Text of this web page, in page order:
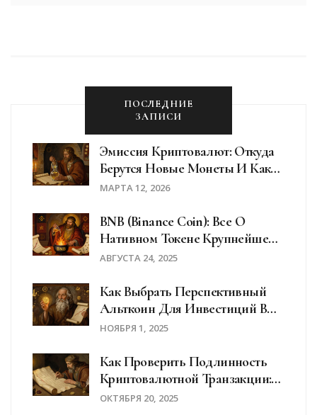
ПОСЛЕДНИЕ
ЗАПИСИ
Эмиссия Криптовалют: Откуда
Берутся Новые Монеты И Как
Это Влияет На Ценность
МАРТА 12, 2026
BNB (Binance Coin): Все О
Нативном Токене Крупнейшей
Криптовалютной Биржи
АВГУСТА 24, 2025
Как Выбрать Перспективный
Альткоин Для Инвестиций В
2025 Году: Практическое
НОЯБРЯ 1, 2025
Как Проверить Подлинность
Криптовалютной Транзакции:
Пошаговое Руководство Для
ОКТЯБРЯ 20, 2025